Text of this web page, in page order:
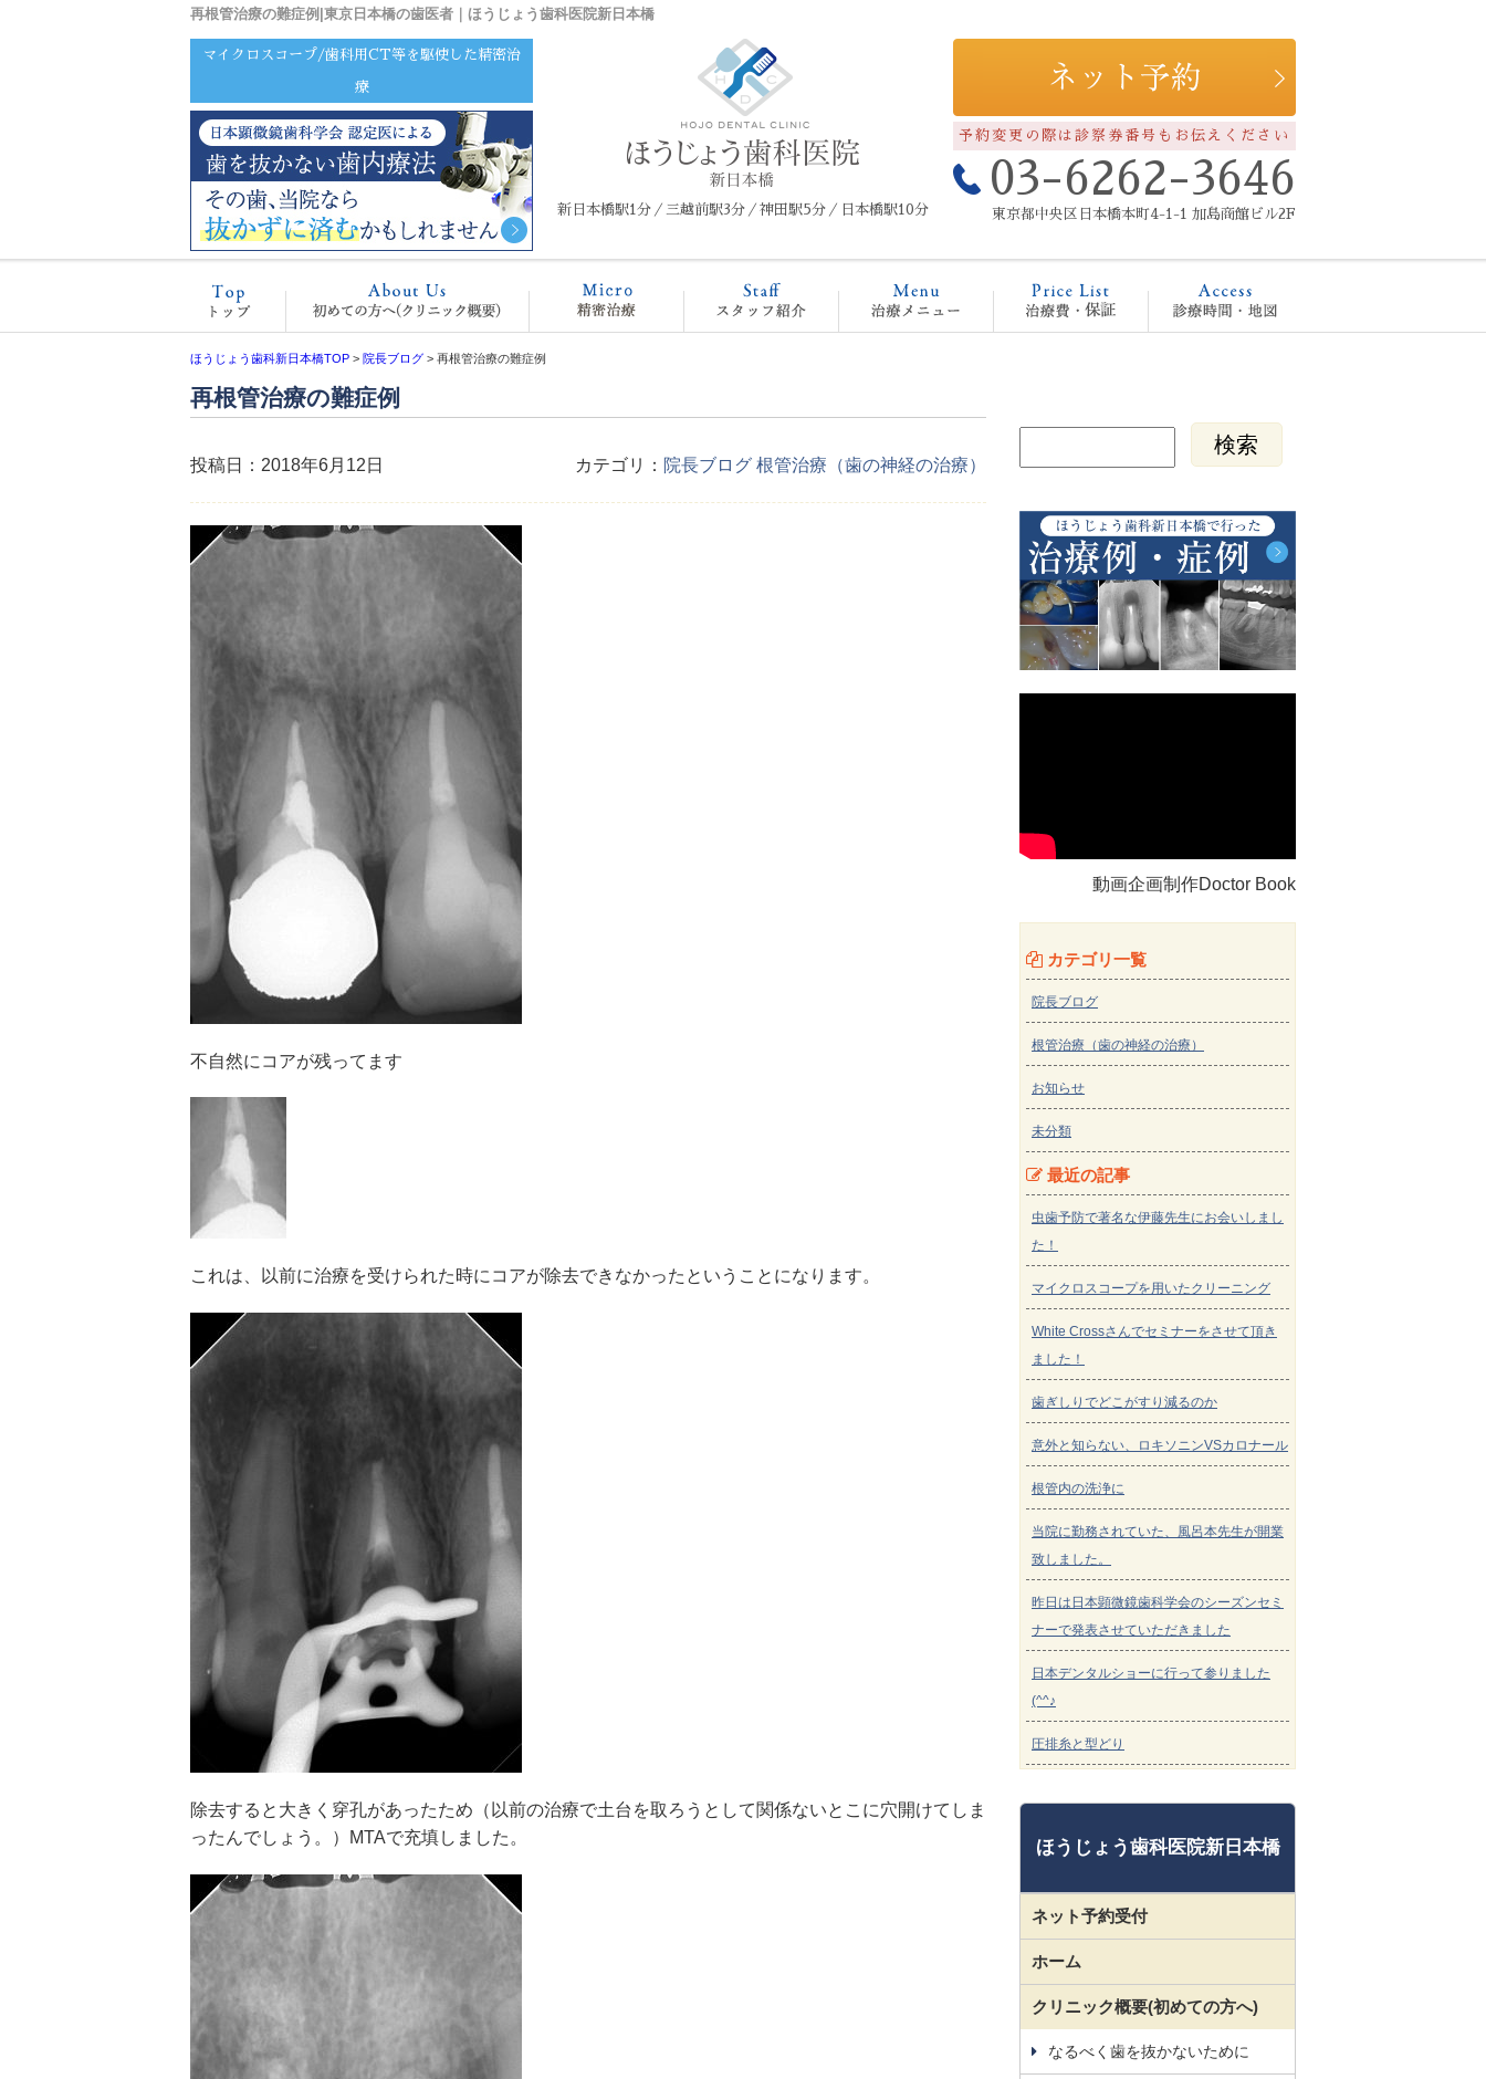
再根管治療の難症例|東京日本橋の歯医者｜ほうじょう歯科医院新日本橋
マイクロスコープ/歯科用CT等を駆使した精密治
療
新日本橋駅1分／三越前駅3分／神田駅5分／日本橋駅10分
予約変更の際は診察券番号もお伝えください
03-6262-3646
東京都中央区日本橋本町4-1-1 加島商館ビル2F
クリニック概要(初めての方へ)
マイクロスコープ治療スタッフ紹介 治療メニュー 治療費・保証
ほうじょう歯科新日本橋TOP > 院長ブログ > 再根管治療の難症例
再根管治療の難症例
投稿日：2018年6月12日 カテゴリ： 院長ブログ 根管治療（歯の神経の治療）
不自然にコアが残ってます
これは、以前に治療を受けられた時にコアが除去できなかったということになります。
除去すると大きく穿孔があったため（以前の治療で土台を取ろうとして関係ないとこに穴開けてしま
ったんでしょう。）MTAで充填しました。
動画企画制作Doctor Book
カテゴリ一覧
院長ブログ
根管治療（歯の神経の治療）
お知らせ
未分類
最近の記事
虫歯予防で著名な伊藤先生にお会いしまし
た！
マイクロスコープを用いたクリーニング
White Crossさんでセミナーをさせて頂き
ました！
歯ぎしりでどこがすり減るのか
意外と知らない、ロキソニンVSカロナール
根管内の洗浄に
当院に勤務されていた、風呂本先生が開業
致しました。
昨日は日本顕微鏡歯科学会のシーズンセミ
ナーで発表させていただきました
日本デンタルショーに行って参りました
(^^♪
圧排糸と型どり
ほうじょう歯科医院新日本橋
ネット予約受付
ホーム
クリニック概要(初めての方へ)
なるべく歯を抜かないために